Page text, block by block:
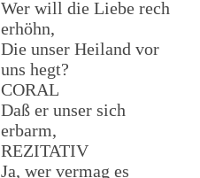
Wer will die Liebe rech
erhöhn,
Die unser Heiland vor
uns hegt?
CORAL
Daß er unser sich
erbarm,
REZITATIV
Ja, wer vermag es